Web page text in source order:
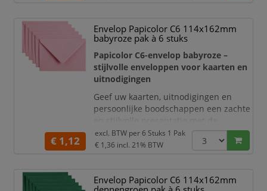
promotionele mailings.
De enveloppen hebben een praktisch
C6-formaat van 114 x 162 mm. Dit
formaa
Envelop Papicolor C6 114x162mm
babyroze pak à 6 stuks
Papicolor C6-envelop babyroze –
stijlvolle enveloppen voor kaarten en
uitnodigingen
Geef uw kaarten, uitnodigingen en
persoonlijke boodschappen een zachte
Papicolor C6-enveloppen in babyroze.
De subtiele roze kleur zorgt voor een
bijzonder. Deze gekleurde enveloppen
€ 1,12
excl. BTW per6 Stuks 1 Pak
€ 1,36 incl. 21% BTW
Envelop Papicolor C6 114x162mm